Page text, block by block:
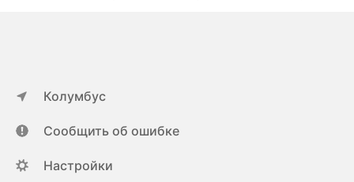
Колумбус
Сообщить об ошибке
Настройки